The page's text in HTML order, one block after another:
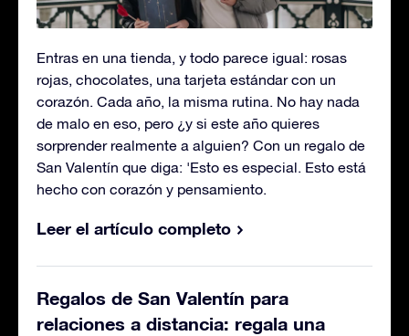
Entras en una tienda, y todo parece igual: rosas
rojas, chocolates, una tarjeta estándar con un
corazón. Cada año, la misma rutina. No hay nada
de malo en eso, pero ¿y si este año quieres
sorprender realmente a alguien? Con un regalo de
San Valentín que diga: 'Esto es especial. Esto está
hecho con corazón y pensamiento.
Leer el artículo completo
Regalos de San Valentín para
relaciones a distancia: regala una